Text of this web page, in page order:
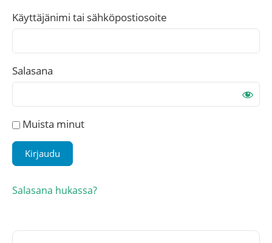
Käyttäjänimi tai sähköpostiosoite
Salasana
Muista minut
Salasana hukassa?